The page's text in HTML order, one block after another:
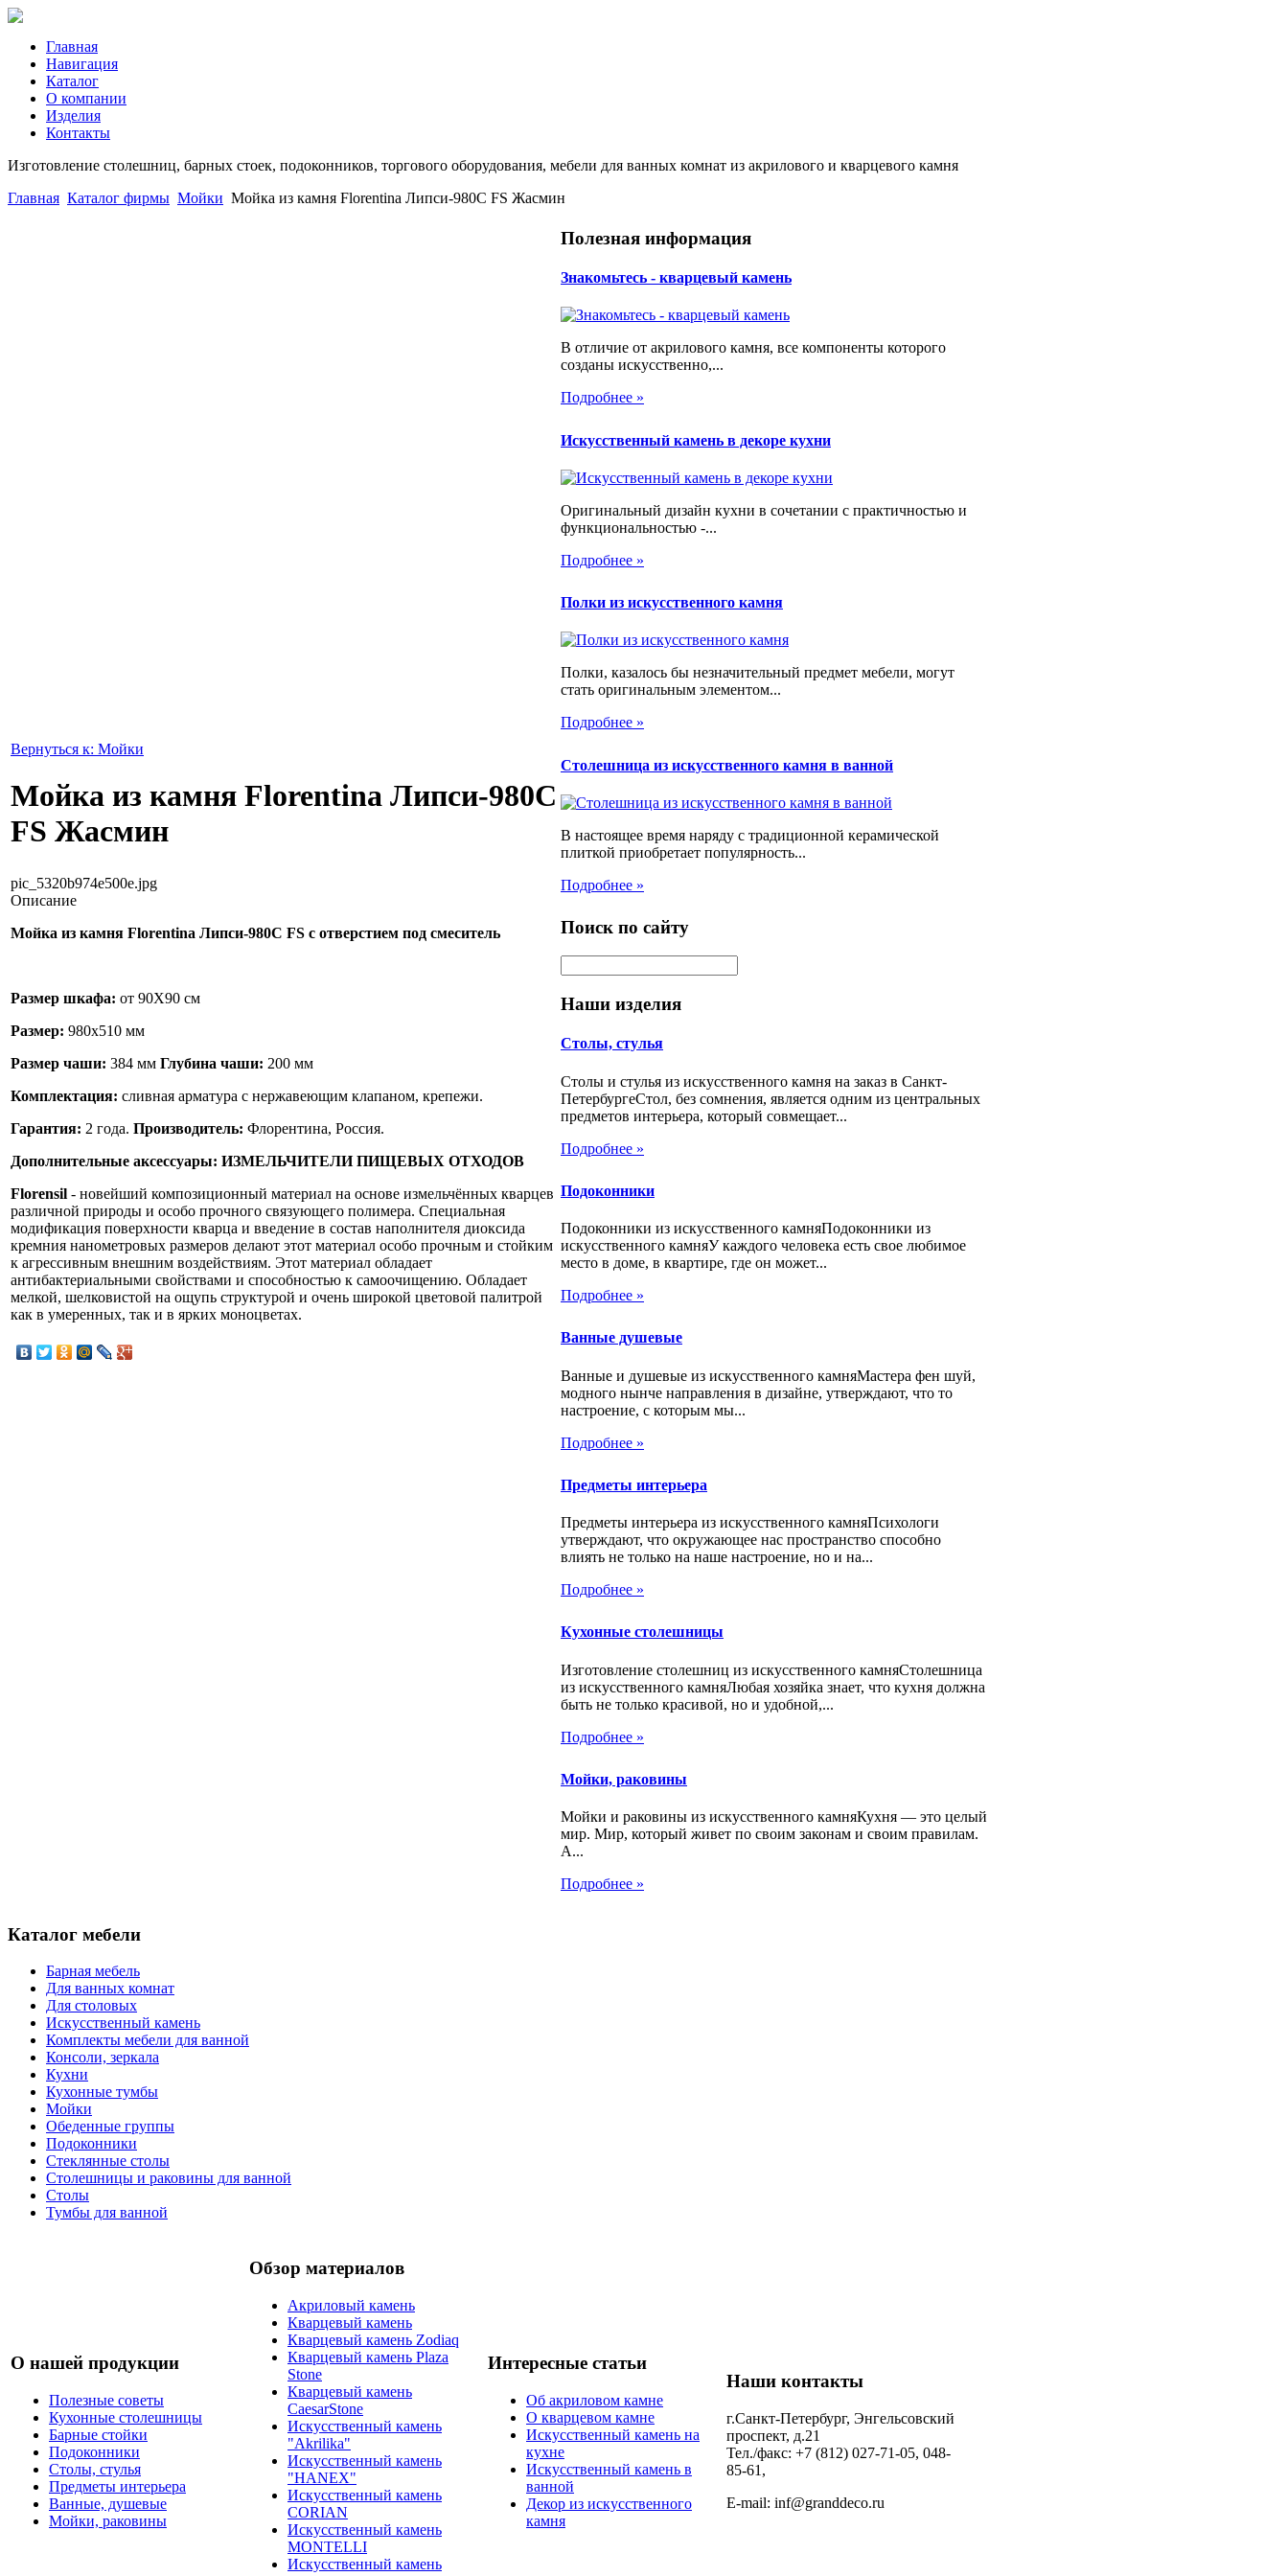
Главная
Навигация
Каталог
О компании
Изделия
Контакты
Изготовление столешниц, барных стоек, подоконников, торгового оборудования, мебели для ванных комнат из акрилового и кварцевого камня
Главная Каталог фирмы Мойки Мойка из камня Florentina Липси-980С FS Жасмин
Вернуться к: Мойки
Мойка из камня Florentina Липси-980С
FS Жасмин
pic_5320b974e500e.jpg
Описание
Мойка из камня Florentina Липси-980С FS с отверстием под смеситель
Размер шкафа: от 90X90 см
Размер: 980х510 мм
Размер чаши: 384 мм Глубина чаши: 200 мм
Комплектация: сливная арматура с нержавеющим клапаном, крепежи.
Гарантия: 2 года. Производитель: Флорентина, Россия.
Дополнительные аксессуары: ИЗМЕЛЬЧИТЕЛИ ПИЩЕВЫХ ОТХОДОВ
Florensil - новейший композиционный материал на основе измельчённых кварцев
различной природы и особо прочного связующего полимера. Специальная
модификация поверхности кварца и введение в состав наполнителя диоксида
кремния нанометровых размеров делают этот материал особо прочным и стойким
к агрессивным внешним воздействиям. Этот материал обладает
антибактериальными свойствами и способностью к самоочищению. Обладает
мелкой, шелковистой на ощупь структурой и очень широкой цветовой палитрой
как в умеренных, так и в ярких моноцветах.
Полезная информация
Знакомьтесь - кварцевый камень
В отличие от акрилового камня, все компоненты которого
созданы искусственно,...
Подробнее »
Искусственный камень в декоре кухни
Оригинальный дизайн кухни в сочетании с практичностью и
функциональностью -...
Подробнее »
Полки из искусственного камня
Полки, казалось бы незначительный предмет мебели, могут
стать оригинальным элементом...
Подробнее »
Столешница из искусственного камня в ванной
В настоящее время наряду с традиционной керамической
плиткой приобретает популярность...
Подробнее »
Поиск по сайту
Наши изделия
Столы, стулья
Столы и стулья из искусственного камня на заказ в Санкт-
ПетербургеСтол, без сомнения, является одним из центральных
предметов интерьера, который совмещает...
Подробнее »
Подоконники
Подоконники из искусственного камняПодоконники из
искусственного камняУ каждого человека есть свое любимое
место в доме, в квартире, где он может...
Подробнее »
Ванные душевые
Ванные и душевые из искусственного камняМастера фен шуй,
модного нынче направления в дизайне, утверждают, что то
настроение, с которым мы...
Подробнее »
Предметы интерьера
Предметы интерьера из искусственного камняПсихологи
утверждают, что окружающее нас пространство способно
влиять не только на наше настроение, но и на...
Подробнее »
Кухонные столешницы
Изготовление столешниц из искусственного камняСтолешница
из искусственного камняЛюбая хозяйка знает, что кухня должна
быть не только красивой, но и удобной,...
Подробнее »
Мойки, раковины
Мойки и раковины из искусственного камняКухня — это целый
мир. Мир, который живет по своим законам и своим правилам.
А...
Подробнее »
Каталог мебели
Барная мебель
Для ванных комнат
Для столовых
Искусственный камень
Комплекты мебели для ванной
Консоли, зеркала
Кухни
Кухонные тумбы
Мойки
Обеденные группы
Подоконники
Стеклянные столы
Столешницы и раковины для ванной
Столы
Тумбы для ванной
О нашей продукции
Полезные советы
Кухонные столешницы
Барные стойки
Подоконники
Столы, стулья
Предметы интерьера
Ванные, душевые
Мойки, раковины
Обзор материалов
Акриловый камень
Кварцевый камень
Кварцевый камень Zodiaq
Кварцевый камень Plaza
Stone
Кварцевый камень
CaesarStone
Искусственный камень
"Akrilika"
Искусственный камень
"HANEX"
Искусственный камень
CORIAN
Искусственный камень
MONTELLI
Искусственный камень
Интересные статьи
Об акриловом камне
О кварцевом камне
Искусственный камень на
кухне
Искусственный камень в
ванной
Декор из искусственного
камня
Наши контакты
г.Санкт-Петербург, Энгельсовский
проспект, д.21
Тел./факс: +7 (812) 027-71-05, 048-
85-61,
E-mail: inf@granddeco.ru